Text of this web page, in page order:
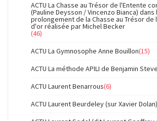
ACTU La Chasse au Trésor de l'Entente
(Pauline Deysson / Vincenzo Bianca) dans
prolongement de la Chasse au Trésor de
d'or réalisée par Michel Becker
(46)
ACTU La Gymnosophe Anne Bouillon(15)
ACTU La méthode APILI de Benjamin
ACTU Laurent Benarrous(6)
ACTU Laurent Beurdeley (sur Xavier Dolan)